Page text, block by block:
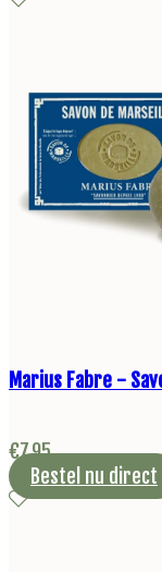
Marius Fabre -
€7,95
Bestel nu direct